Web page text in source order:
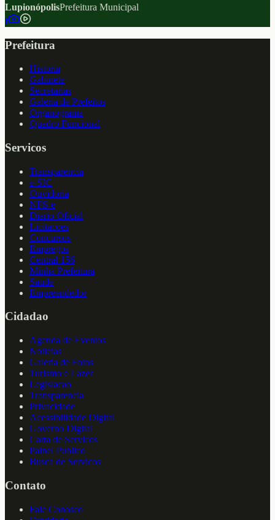
LupionópolisPrefeitura Municipal
f
Prefeitura
Historia
Gabinete
Secretarias
Galeria de Prefeitos
Organograma
Quadro Funcional
Servicos
Transparencia
e-SIC
Ouvidoria
NFS-e
Diario Oficial
Licitacoes
Concursos
Empregos
Central 156
Minha Prefeitura
Saude
Empreendedor
Cidadao
Agenda de Eventos
Noticias
Galeria de Fotos
Turismo e Lazer
Legislacao
Transparencia
Privacidade
Acessibilidade Digital
Governo Digital
Carta de Servicos
Painel Publico
Busca de Servicos
Contato
Fale Conosco